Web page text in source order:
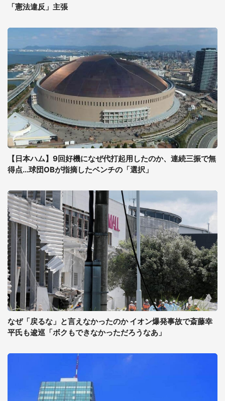
「憲法違反」主張
【日本ハム】9回好機になぜ代打起用したのか、連続三振で無
得点...球団OBが指摘したベンチの「選択」
なぜ「戻るな」と言えなかったのか イオン爆発事故で斎藤幸
平氏も逡巡「ボクもできなかっただろうなあ」